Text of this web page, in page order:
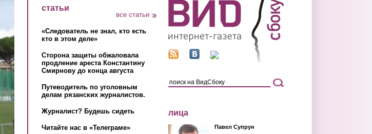
статьи
все статьи
«Следователь не знал, кто есть
кто в этом деле»
Сторона защиты обжаловала
продление ареста Константину
Смирнову до конца августа
Путеводитель по уголовным
делам рязанских журналистов.
Журналист? Будешь сидеть
Читайте нас в «Телеграме»
лица
Павел Супрун